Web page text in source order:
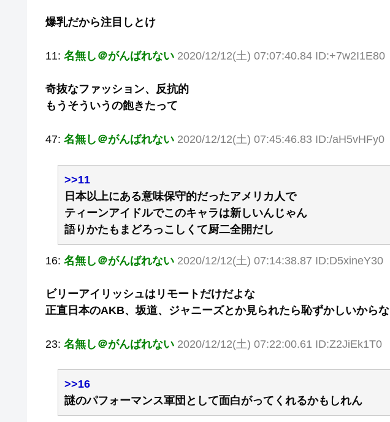
爆乳だから注目しとけ
11: 名無し＠がんばれない 2020/12/12(土) 07:07:40.84 ID:+7w2I1E80
奇抜なファッション、反抗的
もうそういうの飽きたって
47: 名無し＠がんばれない 2020/12/12(土) 07:45:46.83 ID:/aH5vHFy0
>>11
日本以上にある意味保守的だったアメリカ人で
ティーンアイドルでこのキャラは新しいんじゃん
語りかたもまどろっこしくて厨二全開だし
16: 名無し＠がんばれない 2020/12/12(土) 07:14:38.87 ID:D5xineY30
ビリーアイリッシュはリモートだけだよな
正直日本のAKB、坂道、ジャニーズとか見られたら恥ずかしいからな
23: 名無し＠がんばれない 2020/12/12(土) 07:22:00.61 ID:Z2JiEk1T0
>>16
謎のパフォーマンス軍団として面白がってくれるかもしれん